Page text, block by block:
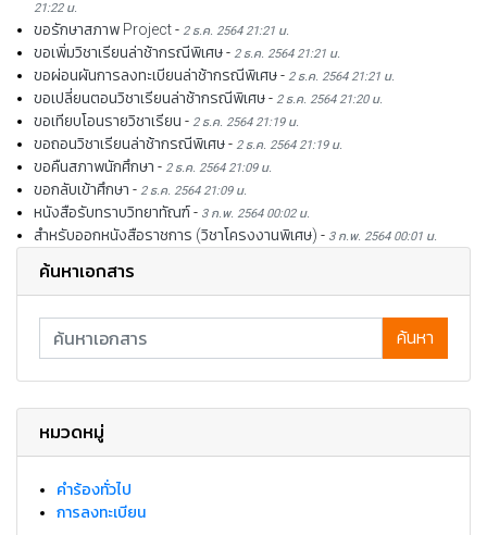
21:22 น.
ขอรักษาสภาพ Project- 2 ธ.ค. 2564 21:21 น.
ขอเพิ่มวิชาเรียนล่าช้ากรณีพิเศษ- 2 ธ.ค. 2564 21:21 น.
ขอผ่อนผันการลงทะเบียนล่าช้ากรณีพิเศษ- 2 ธ.ค. 2564 21:21 น.
ขอเปลี่ยนตอนวิชาเรียนล่าช้ากรณีพิเศษ- 2 ธ.ค. 2564 21:20 น.
ขอเทียบโอนรายวิชาเรียน - 2 ธ.ค. 2564 21:19 น.
ขอถอนวิชาเรียนล่าช้ากรณีพิเศษ- 2 ธ.ค. 2564 21:19 น.
ขอคืนสภาพนักศึกษา - 2 ธ.ค. 2564 21:09 น.
ขอกลับเข้าศึกษา - 2 ธ.ค. 2564 21:09 น.
หนังสือรับทราบวิทยาทัณฑ์- 3 ก.พ. 2564 00:02 น.
สำหรับออกหนังสือราชการ (วิชาโครงงานพิเศษ) - 3 ก.พ. 2564 00:01 น.
ค้นหาเอกสาร
ค้นหา
หมวดหมู่
คำร้องทั่วไป
การลงทะเบียน